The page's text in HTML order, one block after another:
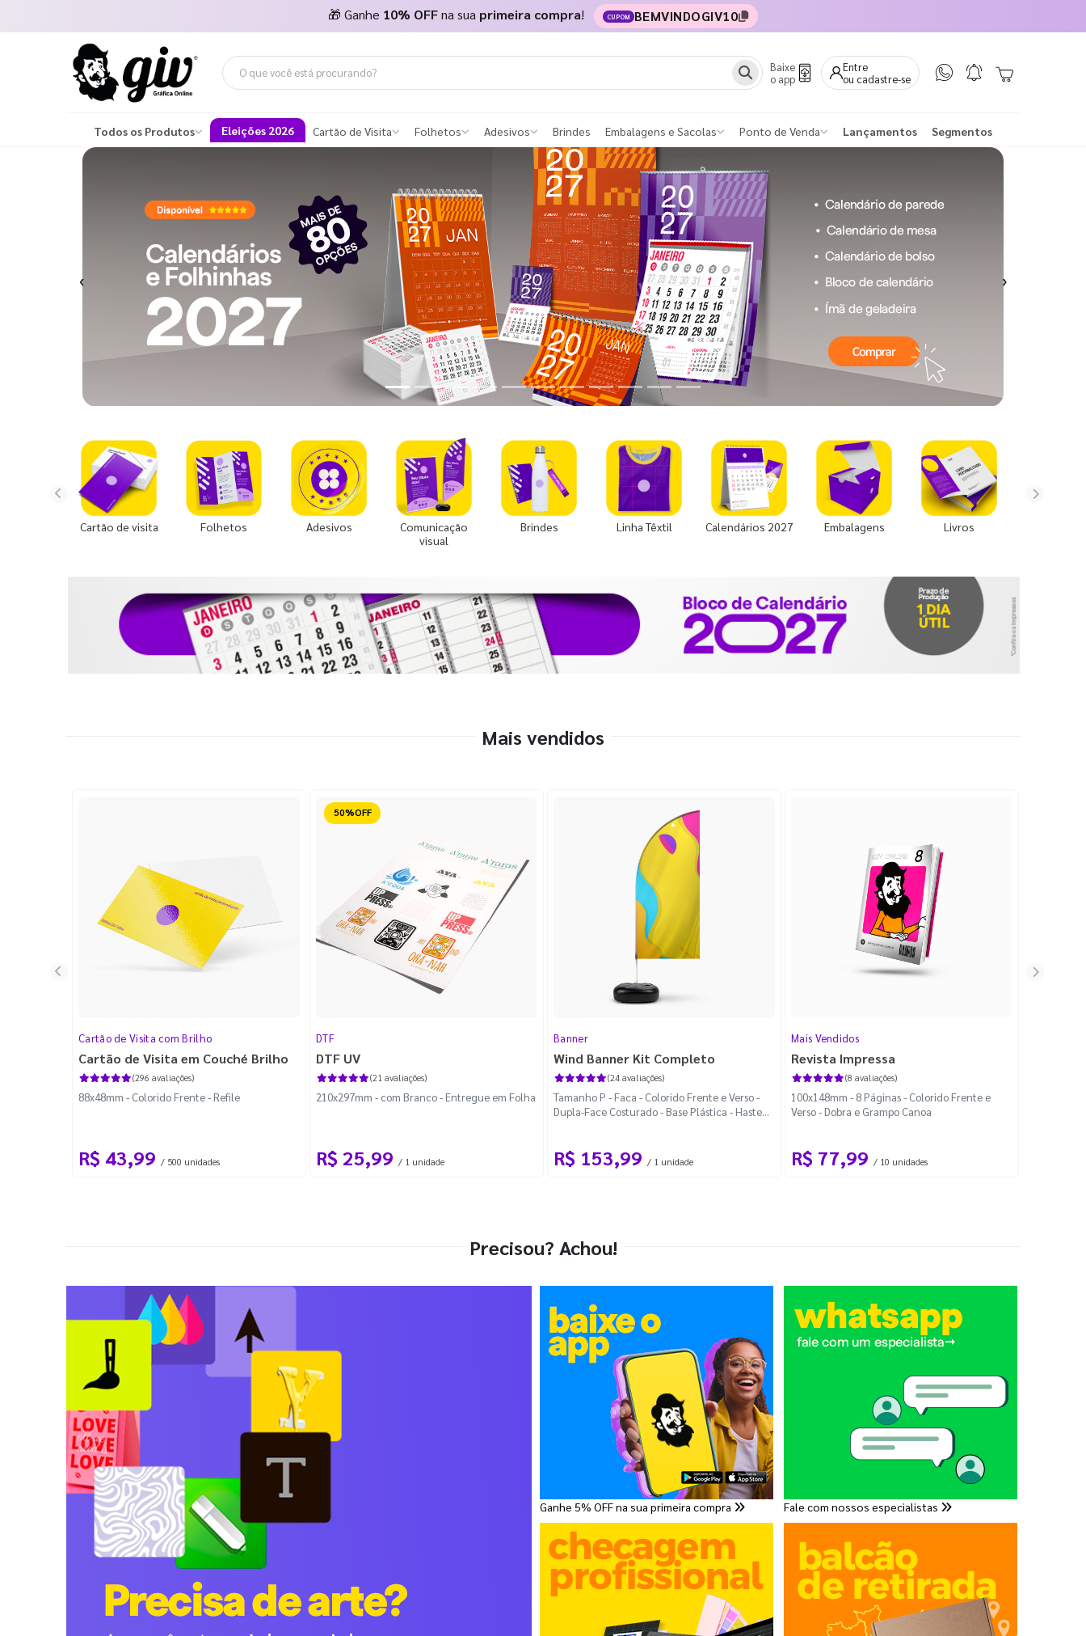
🎁 Ganhe 10% OFFna sua primeira compra! CUPOM BEMVINDOGIV10
Baixe
o app
Entre
ou cadastre-se
Todos os Produtos Eleições 2026 Cartão de Visita Folhetos Adesivos Brindes Embalagens e Sacolas Ponto de Venda Lançamentos Segmentos
Previous Next
Cartão de visita Folhetos Adesivos
Comunicação
visual
Brindes Linha Têxtil Calendários 2027 Embalagens Livros
Mais vendidos
Cartão de Visita com Brilho
Cartão de Visita em Couché Brilho
(296 avaliações)
88x48mm - Colorido Frente - Refile
R$ 43,99 / 500 unidades
Reduzido
DTF
DTF UV
(21 avaliações)
210x297mm - com Branco - Entregue em Folha
R$ 25,99 / 1 unidade
Banner
Wind Banner Kit Completo
(24 avaliações)
Tamanho P - Faca - Colorido Frente e Verso -
Dupla-Face Costurado - Base Plástica - Haste
R$ 153,99 / 1 unidade
Mais Vendidos
Revista Impressa
(8 avaliações)
100x148mm - 8 Páginas - Colorido Frente e
Verso - Dobra e Grampo Canoa
R$ 77,99 / 10 unidades
Precisou? Achou!
Ganhe 5% OFF na sua primeira compra Fale com nossos especialistas